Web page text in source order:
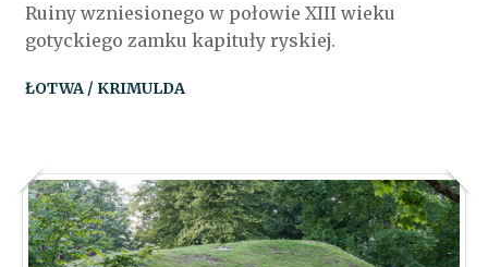
Ruiny wzniesionego w połowie XIII wieku
gotyckiego zamku kapituły ryskiej.
ŁOTWA / KRIMULDA